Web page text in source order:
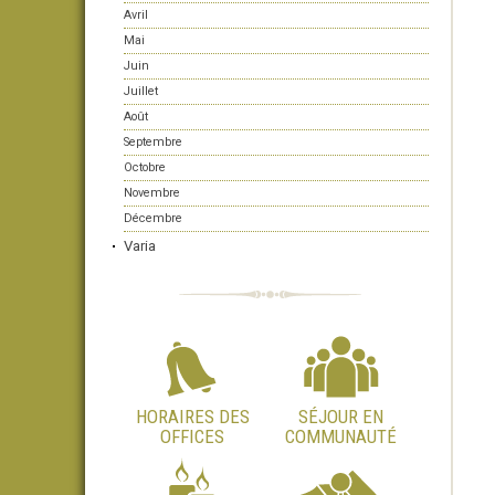
Avril
Mai
Juin
Juillet
Août
Septembre
Octobre
Novembre
Décembre
Varia
HORAIRES DES
OFFICES
SÉJOUR EN
COMMUNAUTÉ